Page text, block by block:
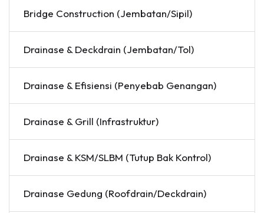
Bridge Construction (Jembatan/Sipil)
Drainase & Deckdrain (Jembatan/Tol)
Drainase & Efisiensi (Penyebab Genangan)
Drainase & Grill (Infrastruktur)
Drainase & KSM/SLBM (Tutup Bak Kontrol)
Drainase Gedung (Roofdrain/Deckdrain)